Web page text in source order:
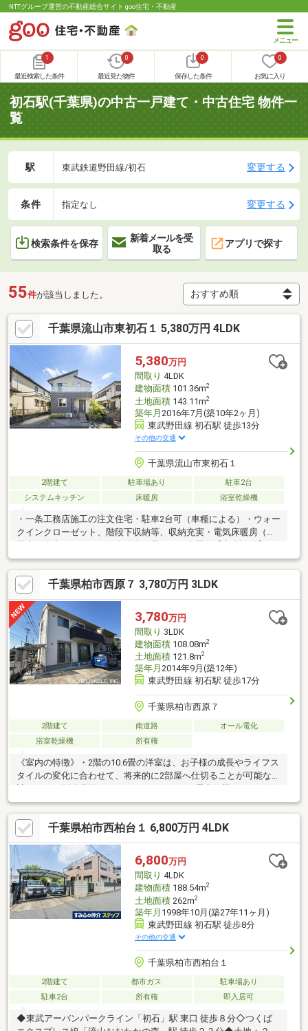
NTTグループ運営の不動産総合サイト goo住宅・不動産
1
最近検索した条件
0
最近見た物件
0
保存した条件
0
お気に入り
初石駅(千葉県)の中古一戸建て・中古住宅 物件一
覧
駅 東武鉄道野田線/初石 変更する
条件 指定なし 変更する
検索条件を保存
新着メールを受
取る
アプリで探す
55件が該当しました。
千葉県流山市東初石１ 5,380万円 4LDK
5,380万円
間取り 4LDK
建物面積101.36m2
土地面積143.11m2
築年月 2016年7月(築10年2ヶ月)
東武野田線 初石駅 徒歩13分
その他の交通
千葉県流山市東初石１
2階建て 駐車場あり
駐車2台
システムキッチン
床暖房 浴室乾燥機
・一条工務店施工の注文住宅・駐車2台可（車種による）・ウォー
クインクローゼット、階段下収納等、収納充実・電気床暖房（全
全居室・・・電気ヒートポンプ式床暖房■LDK、玄関・・・ナノイ
ー発生機■浴室・・・フルオートバス、浴室換気乾燥機、床暖房■
キッチン・・・レンジフード、IHコンロ、食器洗乾燥機、静音シ
ンク タッチレス水栓、人造大理石カウンター
トップ■トイレ・・・温水洗浄便座、収納棚、手洗い
千葉県柏市西原７ 3,780万円 3LDK
3,780万円
間取り 3LDK
建物面積108.08m2
土地面積121.8m2
築年月 2014年9月(築12年)
東武野田線 初石駅 徒歩17分
千葉県柏市西原７
2階建て 南道路
オール電化
浴室乾燥機
所有権
《室内の特徴》・2階の10.6畳の洋室は、お子様の成長やライフス
タイルの変化に合わせて、将来的に2部屋へ仕切ることが可能な設
夜電力を利用してお湯を沸かすエコキュートで省エネ・高効率給
湯のエコ生活。・2階東側洋室には、ウォークインクローゼットが
設置されています。・浴室には浴室暖房換気乾燥機。・セカンド
カーや来客用にうれしい2台分のカースペース有り。《周辺環
境》・フーズマーケットセレクション 西原店・・・徒歩約9分
(680m)・柏市立西原小学校・・・徒歩約8分(600m)・柏市立西原
中学校・・・徒歩約6分(460m)
千葉県柏市西柏台１ 6,800万円 4LDK
6,800万円
間取り 4LDK
建物面積188.54m2
土地面積262m2
築年月 1998年10月(築27年11ヶ月)
東武野田線 初石駅 徒歩8分
その他の交通
千葉県柏市西柏台１
2階建て 都市ガス
駐車場あり
駐車2台
所有権 即入居可
◆東武アーバンパークライン「初石」駅 東口 徒歩８分◇つくば